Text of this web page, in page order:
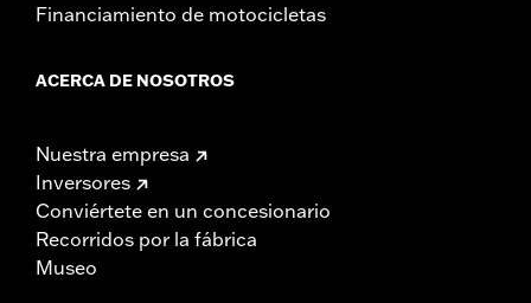
Financiamiento de motocicletas
ACERCA DE NOSOTROS
Nuestra empresa
Inversores
Conviértete en un concesionario
Recorridos por la fábrica
Museo